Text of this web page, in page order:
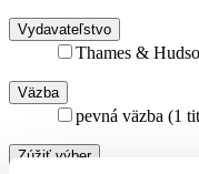
Vydavateľstvo
Thames &
Väzba
pevná väzba (1
Zúžiť výber